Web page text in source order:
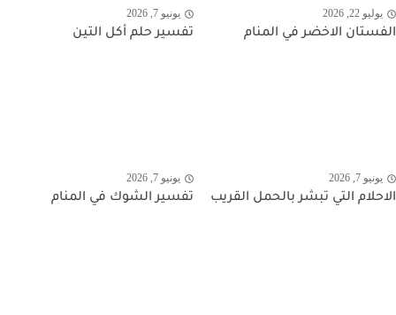
يوليو 22, 2026
الفستان الاخضر في المنام
يونيو 7, 2026
تفسير حلم أكل التين
يونيو 7, 2026
الاحلام التي تبشر بالحمل القريب
يونيو 7, 2026
تفسير الشوك في المنام